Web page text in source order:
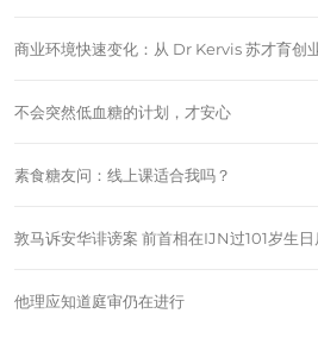
商业环境快速变化：从 Dr Kervis 苏才育创
不会突然低血糖的计划，才安心
素食糖友问：线上课适合我吗？
敦马诉安华诽谤案 前首相在IJN过101岁生
他理应知道庭审仍在进行